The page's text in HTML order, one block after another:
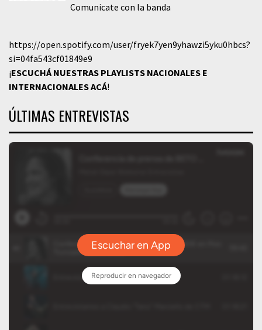
Comunicate con la banda
https://open.spotify.com/user/fryek7yen9yhawzi5yku0hbcs?
si=04fa543cf01849e9
¡ESCUCHÁ NUESTRAS PLAYLISTS NACIONALES E
INTERNACIONALESACÁ!
ÚLTIMAS ENTREVISTAS